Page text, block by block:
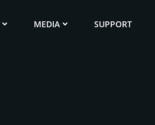
MEDIA SUPPORT